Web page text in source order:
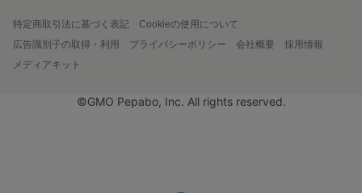
特定商取引法に基づく表記
Cookieの使用について
広告識別子の取得・利用
プライバシーポリシー 会社概要
採用情報
メディアキット
©GMO Pepabo, Inc. All rights reserved.